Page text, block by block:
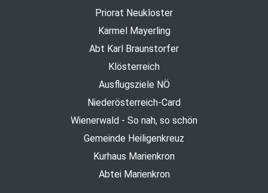
Priorat Neukloster
Karmel Mayerling
Abt Karl Braunstorfer
Klösterreich
Ausflugsziele NÖ
Niederösterreich-Card
Wienerwald - So nah, so schön
Gemeinde Heiligenkreuz
Kurhaus Marienkron
Abtei Marienkron